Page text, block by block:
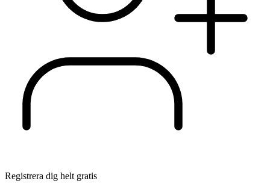
Registrera dig helt gratis